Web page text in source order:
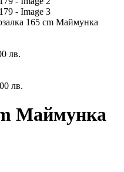
165 cm Маймунка
лв.
лв.
Маймунка